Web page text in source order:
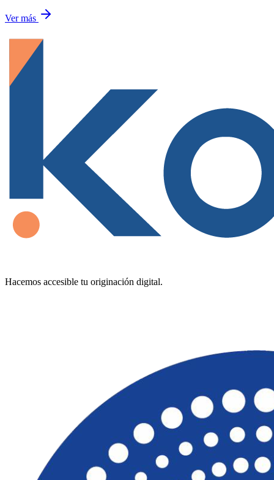
Ver más
Hacemos accesible tu originación digital.